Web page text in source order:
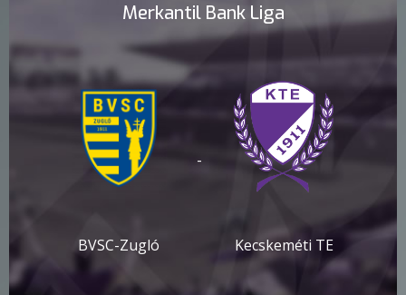
Merkantil Bank Liga
BVSC-Zugló
-
Kecskeméti TE